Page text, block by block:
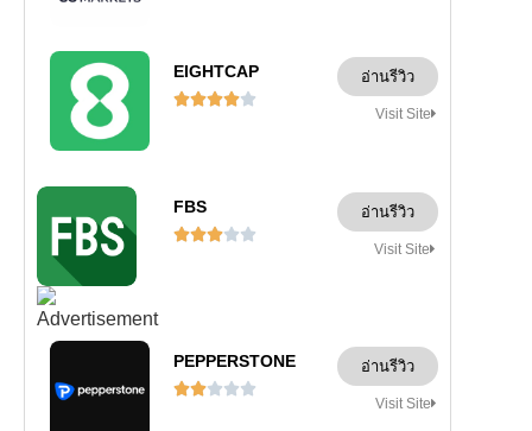
EIGHTCAP

อ่านรีวิว
Visit Site
FBS

อ่านรีวิว
Visit Site
PEPPERSTONE

อ่านรีวิว
Visit Site